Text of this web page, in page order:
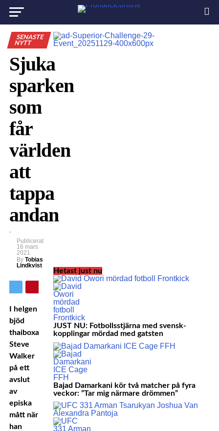
SENASTE
NYTT
Sjuka
sparken
som
får
världen
att
tappa
andan
Publicerat
16 mars
2021
By Tobias
Lindkvist
I helgen
bjöd
thaiboxaren
Steve
Walker
på ett
avslut
av
episka
mått när
han
Hetast just nu
JUST NU: Fotbollsstjärna med svensk-
kopplingar mördad med gatsten
Bajad Damarkani kör två matcher på fyra
veckor: ”Tar mig närmare drömmen”